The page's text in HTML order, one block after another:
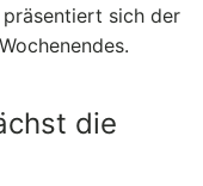
präsentiert sich der
die